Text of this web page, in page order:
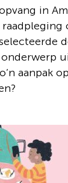
in
aanpak